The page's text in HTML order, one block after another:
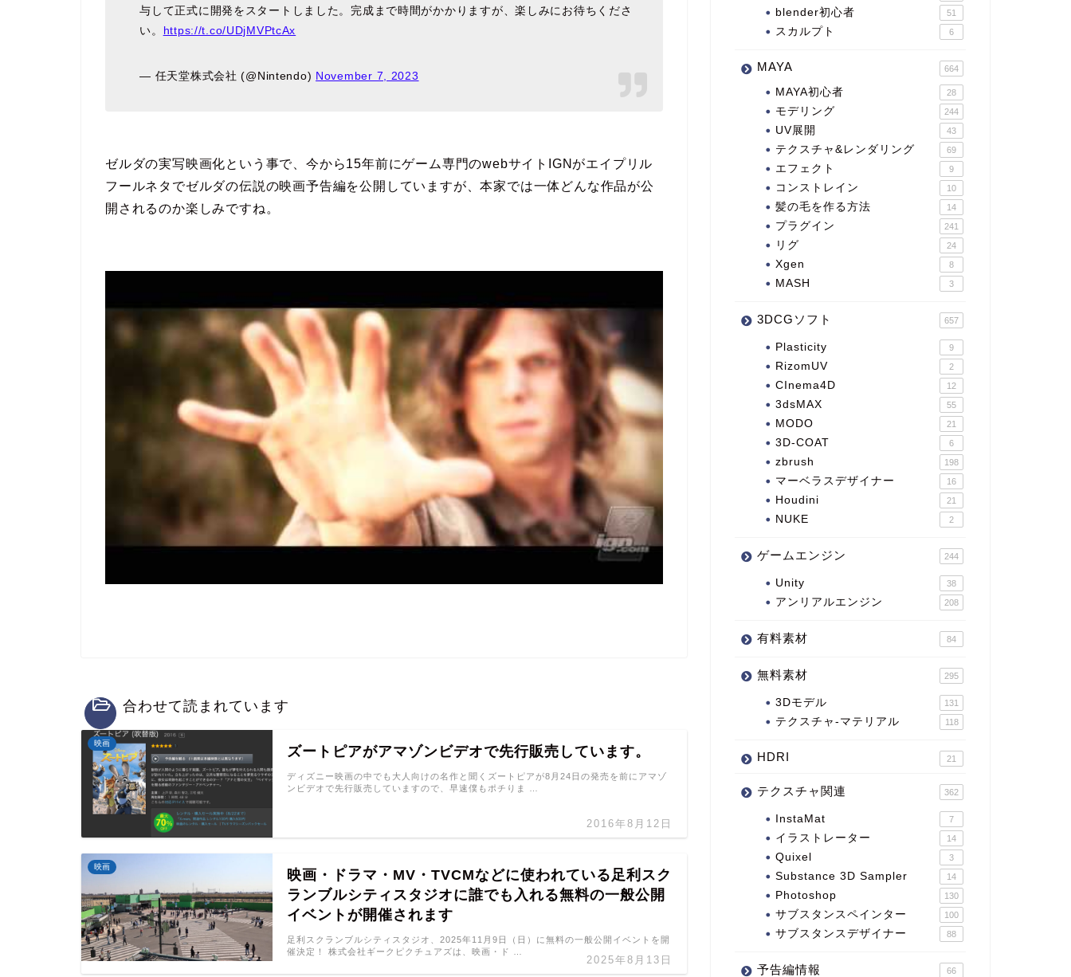
与して正式に開発をスタートしました。完成まで時間がかかりますが、楽しみにお待ちくださ
い。 https://t.co/UDjMVPtcAx
— 任天堂株式会社 (@Nintendo) November 7, 2023
ゼルダの実写映画化という事で、今から15年前にゲーム専門のwebサイトIGNがエイプリル
フールネタでゼルダの伝説の映画予告編を公開していますが、本家では一体どんな作品が公
開されるのか楽しみですね。
合わせて読まれています
映画
ズートピアがアマゾンビデオで先行販売しています。
2016年8月12日
ディズニー映画の中でも大人向けの名作と聞くズートピアが8月24日の発売を前にアマゾ
ンビデオで先行販売していますので、早速僕もポチりま …
映画
映画・ドラマ・MV・TVCMなどに使われている足利スク
ランブルシティスタジオに誰でも入れる無料の一般公開
イベントが開催されます
2025年8月13日
足利スクランブルシティスタジオ、2025年11月9日（日）に無料の一般公開イベントを開
催決定！ 株式会社ギークピクチュアズは、映画・ド …
blender初心者 51
スカルプト 6
MAYA 664
MAYA初心者 28
モデリング 244
UV展開 43
テクスチャ&レンダリング 69
エフェクト 9
コンストレイン 10
髪の毛を作る方法 14
プラグイン 241
リグ 24
Xgen 8
MASH 3
3DCGソフト 657
Plasticity 9
RizomUV 2
CInema4D 12
3dsMAX 55
MODO 21
3D-COAT 6
zbrush 198
マーベラスデザイナー 16
Houdini 21
NUKE 2
ゲームエンジン 244
Unity 38
アンリアルエンジン 208
有料素材 84
無料素材 295
3Dモデル 131
テクスチャ-マテリアル 118
HDRI 21
テクスチャ関連 362
InstaMat 7
イラストレーター 14
Quixel 3
Substance 3D Sampler 14
Photoshop 130
サブスタンスペインター 100
サブスタンスデザイナー 88
予告編情報 66